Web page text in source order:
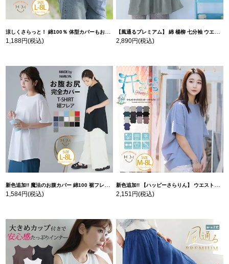
涼しくさらっと！ 綿100％ 体型カバーもお洒落も叶える 風合いコットン ゆるシルエット ドルマン | 大きいサイズの通販ならハッピーマリリン
1,188円(税込)
【風通るプレミアム】 綿 楊柳 七分袖 ウエストギャザー ブラウス | 大きいサイズの通販ならハッピーマリリン
2,890円(税込)
新色追加!! 魔法のお腹カバー 綿100 裾フレア Tシャツ | 大きいサイズの通販ならハッピーマリリン
1,584円(税込)
新色追加!! 【ハッピーさらりん】 ウエストタック入り スッキリ魅せ コクーントップス | 大きいサイズの通販ならハッピーマリリン
2,151円(税込)